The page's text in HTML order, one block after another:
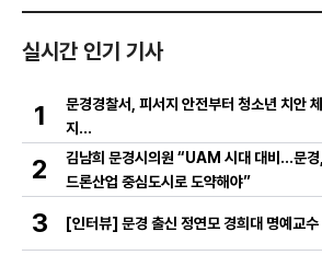
실시간 인기 기사
1
문경경찰서, 피서지 안전부터 청소년 치안
지…
2
김남희 문경시의원 “UAM 시대 대비…문경
드론산업 중심도시로 도약해야”
3 [인터뷰] 문경 출신 정연모 경희대 명예교수